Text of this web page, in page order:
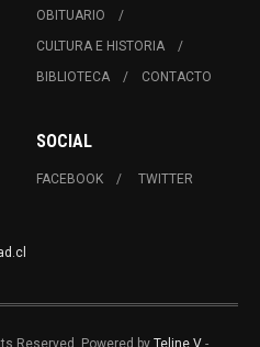
OBITUARIO
CULTURA E HISTORIA
BIBLIOTECA
CONTACTO
SOCIAL
FACEBOOK TWITTER
Reserved. Powered by Teline V -